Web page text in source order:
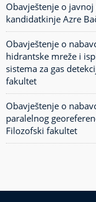
Obavještenje o
kandidatkinje Azre
Obavještenje o
hidrantske mreže i
sistema za gas
fakultet
Obavještenje o
paralelnog
Filozofski fakultet